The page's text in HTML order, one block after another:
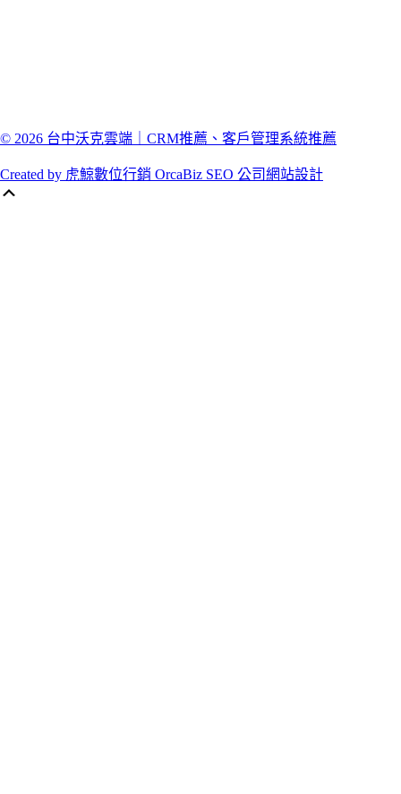
© 2026 台中沃克雲端｜CRM推薦、客戶管理系統推薦
Created by 虎鯨數位行銷 OrcaBiz SEO 公司網站設計